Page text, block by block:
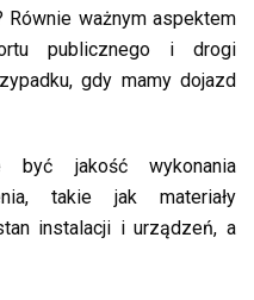
Równie ważnym aspektem
publicznego i drogi
gdy mamy dojazd
być jakość wykonania
takie jak materiały
instalacji i urządzeń, a